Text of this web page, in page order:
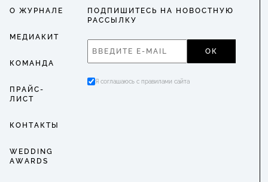
О ЖУРНАЛЕ
МЕДИАКИТ
КОМАНДА
ПРАЙС-
ЛИСТ
КОНТАКТЫ
WEDDING
AWARDS
ПОДПИШИТЕСЬ НА НОВОСТНУЮ
РАССЫЛКУ
ОК
Я соглашаюсь с правилами сайта